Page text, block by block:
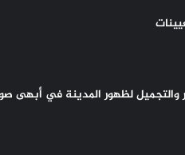
والتجميل لظهور المدينة في أبهى